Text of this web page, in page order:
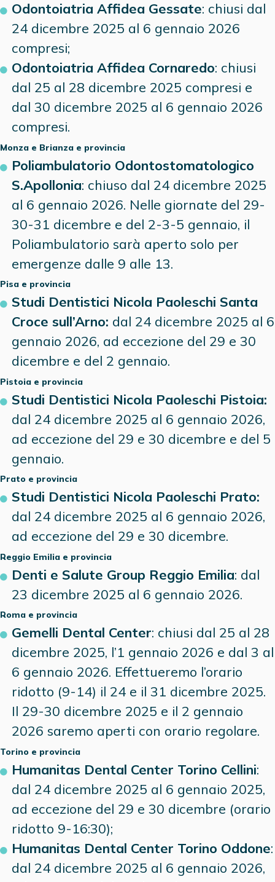
Odontoiatria Affidea Gessate: chiusi dal
24 dicembre 2025 al 6 gennaio 2026
compresi;
Odontoiatria Affidea Cornaredo: chiusi
dal 25 al 28 dicembre 2025 compresi e
dal 30 dicembre 2025 al 6 gennaio 2026
compresi.
Monza e Brianza e provincia
Poliambulatorio Odontostomatologico
S.Apollonia: chiuso dal 24 dicembre 2025
al 6 gennaio 2026. Nelle giornate del 29-
30-31 dicembre e del 2-3-5 gennaio, il
Poliambulatorio sarà aperto solo per
emergenze dalle 9 alle 13.
Pisa e provincia
Studi Dentistici Nicola Paoleschi Santa
Croce sull’Arno: dal 24 dicembre 2025 al 6
gennaio 2026, ad eccezione del 29 e 30
dicembre e del 2 gennaio.
Pistoia e provincia
Studi Dentistici Nicola Paoleschi Pistoia:
dal 24 dicembre 2025 al 6 gennaio 2026,
ad eccezione del 29 e 30 dicembre e del 5
gennaio.
Prato e provincia
Studi Dentistici Nicola Paoleschi Prato:
dal 24 dicembre 2025 al 6 gennaio 2026,
ad eccezione del 29 e 30 dicembre.
Reggio Emilia e provincia
Denti e Salute Group Reggio Emilia: dal
23 dicembre 2025 al 6 gennaio 2026.
Roma e provincia
Gemelli Dental Center: chiusi dal 25 al 28
dicembre 2025, l’1 gennaio 2026 e dal 3 al
6 gennaio 2026. Effettueremo l’orario
ridotto (9-14) il 24 e il 31 dicembre 2025.
Il 29-30 dicembre 2025 e il 2 gennaio
2026 saremo aperti con orario regolare.
Torino e provincia
Humanitas Dental Center Torino Cellini:
dal 24 dicembre 2025 al 6 gennaio 2025,
ad eccezione del 29 e 30 dicembre (orario
ridotto 9-16:30);
Humanitas Dental Center Torino Oddone:
dal 24 dicembre 2025 al 6 gennaio 2026,